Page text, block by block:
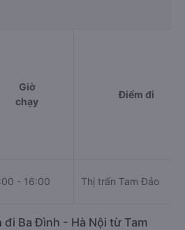
Giờ
chạy
Điểm đi
- 16:00 Thị trấn Tam Đảo
đi Ba Đình - Hà Nội từ Tam